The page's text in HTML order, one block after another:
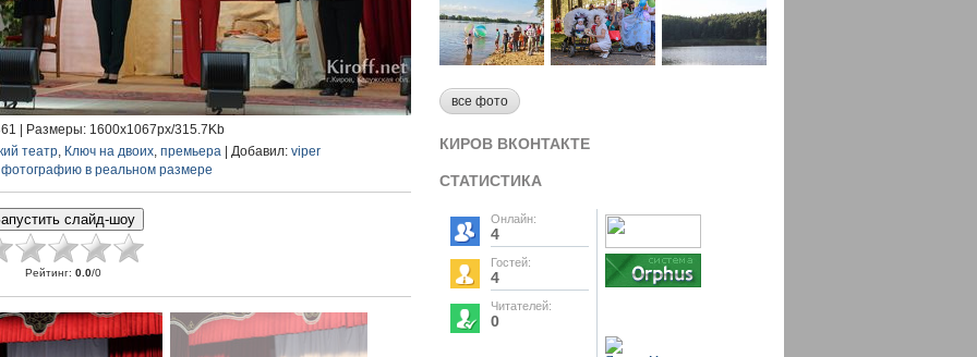
| Размеры: 1600x1067px/315.7Kb
театр, Ключ на двоих, премьера Добавил: viper
в реальном размере
Рейтинг: 0.0/0
все фото
КИРОВ ВКОНТАКТЕ
СТАТИСТИКА
Онлайн:
4
Гостей:
4
Читателей:
0